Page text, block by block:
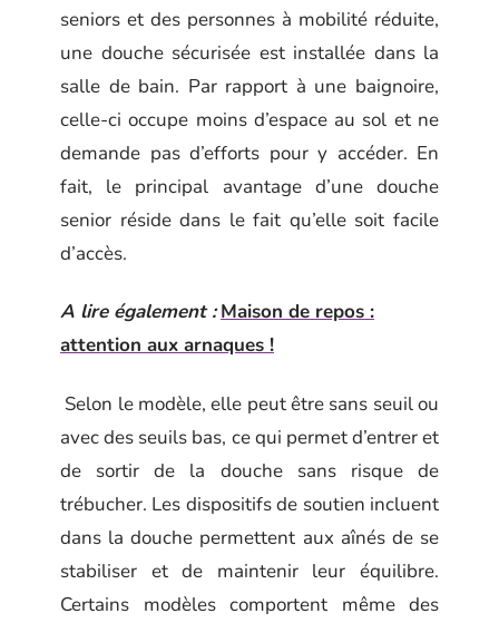
seniors et des personnes à mobilité réduite,
une douche sécurisée est installée dans la
salle de bain. Par rapport à une baignoire,
celle-ci occupe moins d’espace au sol et ne
demande pas d’efforts pour y accéder. En
fait, le principal avantage d’une douche
senior réside dans le fait qu’elle soit facile
d’accès.
A lire également : Maison de repos :
attention aux arnaques !
Selon le modèle, elle peut être sans seuil ou
avec des seuils bas, ce qui permet d’entrer et
de sortir de la douche sans risque de
trébucher. Les dispositifs de soutien incluent
dans la douche permettent aux aînés de se
stabiliser et de maintenir leur équilibre.
Certains modèles comportent même des